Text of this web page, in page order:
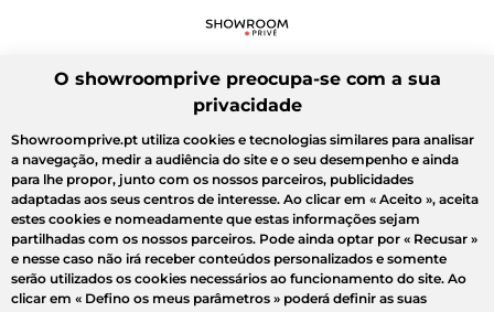
O showroomprive preocupa-se com a sua
privacidade
Showroomprive.pt utiliza cookies e tecnologias similares para analisar
a navegação, medir a audiência do site e o seu desempenho e ainda
para lhe propor, junto com os nossos parceiros, publicidades
adaptadas aos seus centros de interesse. Ao clicar em « Aceito », aceita
estes cookies e nomeadamente que estas informações sejam
partilhadas com os nossos parceiros. Pode ainda optar por « Recusar »
e nesse caso não irá receber conteúdos personalizados e somente
serão utilizados os cookies necessários ao funcionamento do site. Ao
clicar em « Defino os meus parâmetros » poderá definir as suas